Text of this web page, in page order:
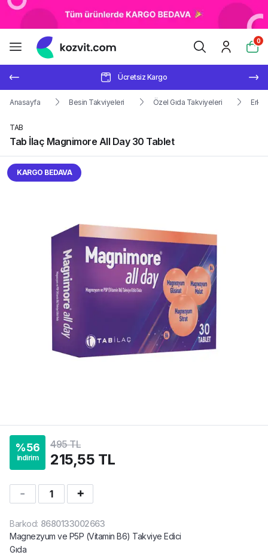
0
Ücretsiz Kargo
Anasayfa Besin Takviyeleri Özel Gıda Takviyeleri
TAB
Tab İlaç Magnimore All Day 30 Tablet
KARGO BEDAVA
%56
indirim
495 TL
215,55 TL
1
Barkod: 8680133002663
Magnezyum ve P5P (Vitamin B6) Takviye Edici
Gıda